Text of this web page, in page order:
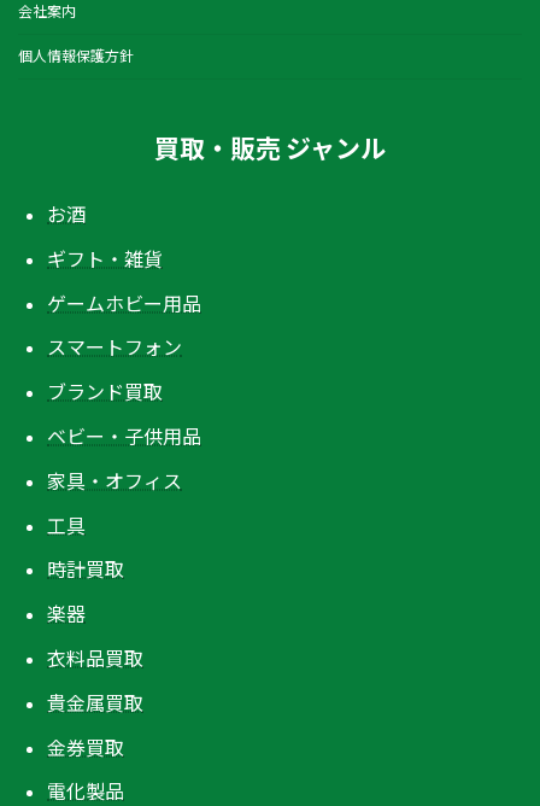
会社案内
個人情報保護方針
買取・販売 ジャンル
お酒
ギフト・雑貨
ゲームホビー用品
スマートフォン
ブランド買取
ベビー・子供用品
家具・オフィス
工具
時計買取
楽器
衣料品買取
貴金属買取
金券買取
電化製品